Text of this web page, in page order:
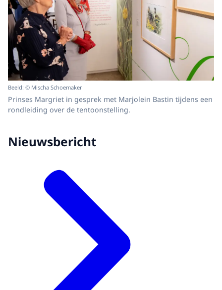
Beeld: © Mischa Schoemaker
Prinses Margriet in gesprek met Marjolein Bastin tijdens een
rondleiding over de tentoonstelling.
Nieuwsbericht